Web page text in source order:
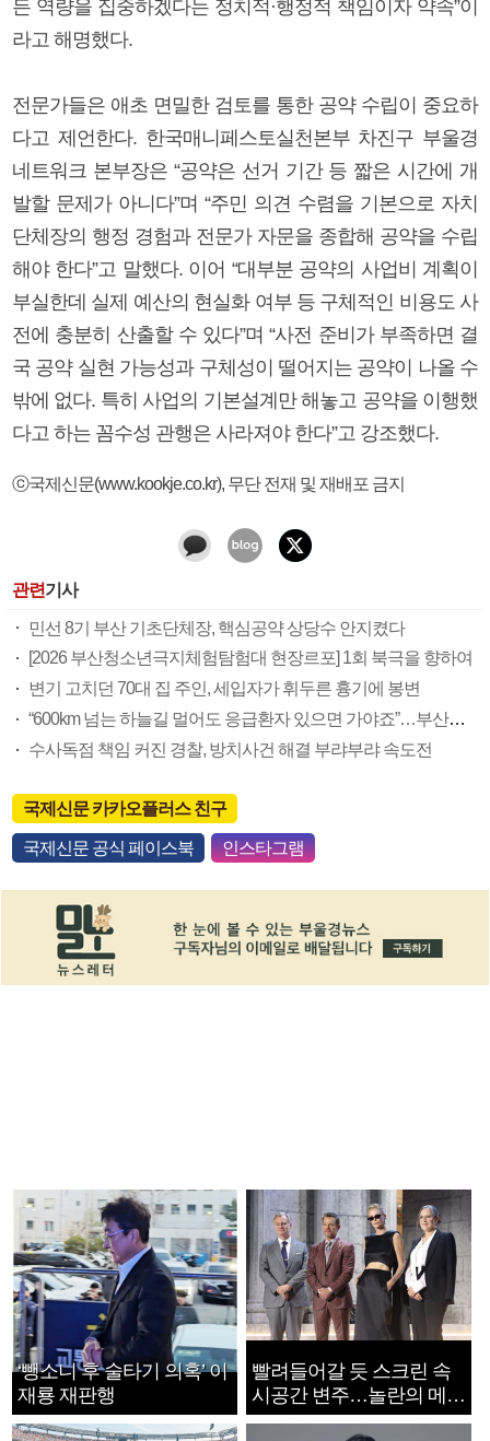
든 역량을 집중하겠다는 정치적·행정적 책임이자 약속”이
라고 해명했다.
전문가들은 애초 면밀한 검토를 통한 공약 수립이 중요하
다고 제언한다. 한국매니페스토실천본부 차진구 부울경
네트워크 본부장은 “공약은 선거 기간 등 짧은 시간에 개
발할 문제가 아니다”며 “주민 의견 수렴을 기본으로 자치
단체장의 행정 경험과 전문가 자문을 종합해 공약을 수립
해야 한다”고 말했다. 이어 “대부분 공약의 사업비 계획이
부실한데 실제 예산의 현실화 여부 등 구체적인 비용도 사
전에 충분히 산출할 수 있다”며 “사전 준비가 부족하면 결
국 공약 실현 가능성과 구체성이 떨어지는 공약이 나올 수
밖에 없다. 특히 사업의 기본설계만 해놓고 공약을 이행했
다고 하는 꼼수성 관행은 사라져야 한다”고 강조했다.
ⓒ국제신문(www.kookje.co.kr), 무단 전재 및 재배포 금지
관련기사
민선 8기 부산 기초단체장, 핵심공약 상당수 안지켰다
[2026 부산청소년극지체험탐험대 현장르포] 1회 북극을 향하여
변기 고치던 70대 집 주인, 세입자가 휘두른 흉기에 봉변
“600km 넘는 하늘길 멀어도 응급환자 있으면 가야죠”…부산소방항공대 활약상 눈길
수사독점 책임 커진 경찰, 방치사건 해결 부랴부랴 속도전
국제신문 카카오플러스 친구
국제신문 공식 페이스북 인스타그램
‘뺑소니 후 술타기 의혹’ 이
재룡 재판행
빨려들어갈 듯 스크린 속
시공간 변주…놀란의 메시
지는 ‘전쟁 속죄’